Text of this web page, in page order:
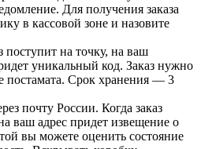
Для получения заказа
в кассовой зоне и назовите
поступит на точку, на ваш
уникальный код. Заказ нужно
постамата. Срок хранения — 3
почту России. Когда заказ
ваш адрес придет извещение о
вы можете оценить состояние